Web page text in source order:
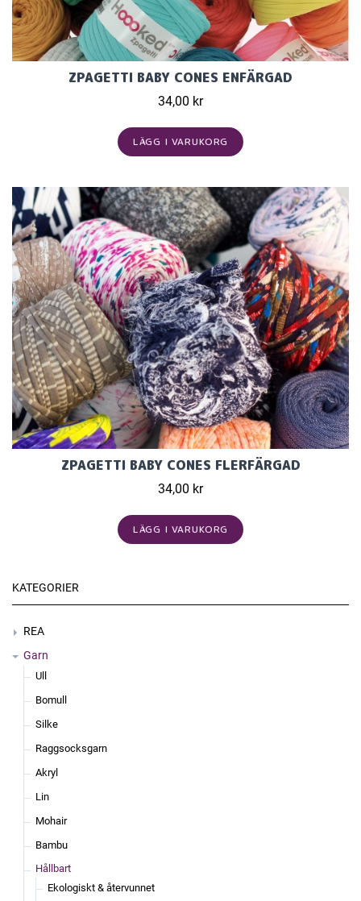
ZPAGETTI BABY CONES ENFÄRGAD
34,00 kr
LÄGG I VARUKORG
ZPAGETTI BABY CONES FLERFÄRGAD
34,00 kr
LÄGG I VARUKORG
KATEGORIER
REA
Garn
Ull
Bomull
Silke
Raggsocksgarn
Akryl
Lin
Mohair
Bambu
Hållbart
Ekologiskt & återvunnet